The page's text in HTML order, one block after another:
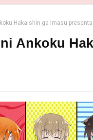
Hakaishin ga Imasu
Ankoku